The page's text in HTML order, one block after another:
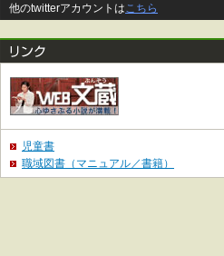
他のtwitterアカウントはこちら
児童書
職域図書（マニュアル／書籍）